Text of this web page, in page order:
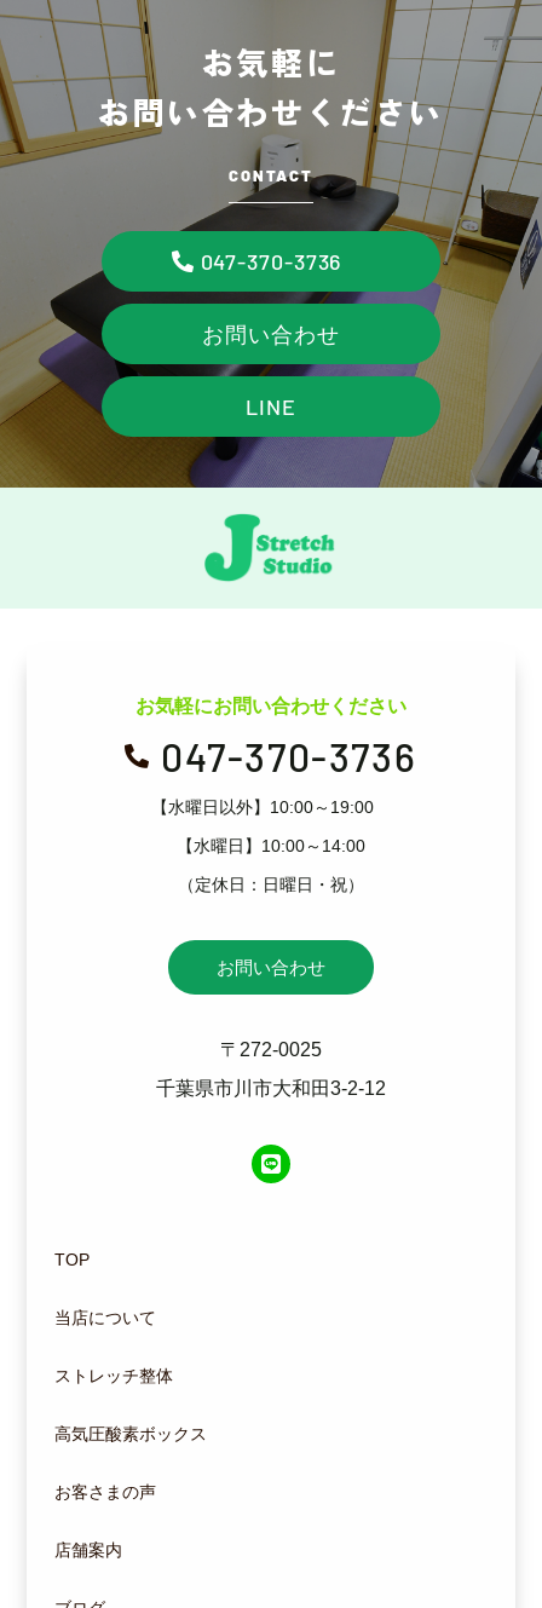
お気軽に
お問い合わせください
CONTACT
047-370-3736
お問い合わせ
LINE
お気軽にお問い合わせください
 047-370-3736
【水曜日以外】10:00～19:00
【水曜日】10:00～14:00
（定休日：日曜日・祝）
お問い合わせ
〒272-0025
千葉県市川市大和田3-2-12
TOP
当店について
ストレッチ整体
高気圧酸素ボックス
お客さまの声
店舗案内